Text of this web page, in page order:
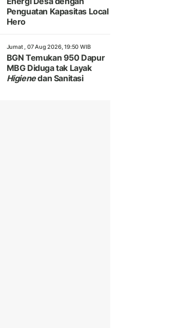
Penguatan Kapasitas Local
Hero
Jumat , 07 Aug 2026, 19:50 WIB
BGN Temukan 950 Dapur
MBG Diduga tak Layak
Higienedan Sanitasi